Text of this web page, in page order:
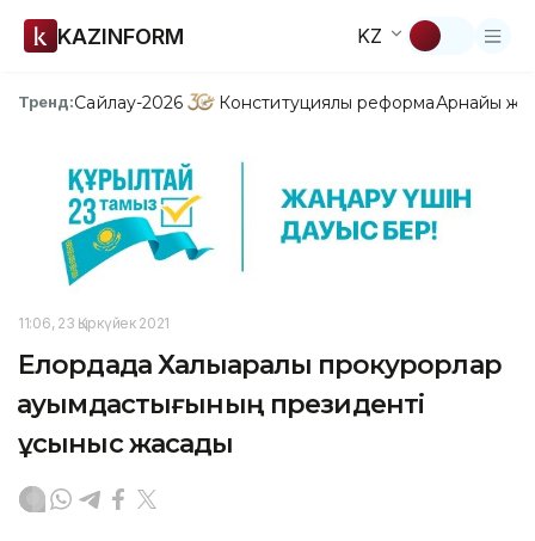
KAZINFORM KZ
Тренд:Сайлау-2026 Конституциялық реформаАрнайы
11:06, 23 Қыркүйек 2021
Елордада Халықаралық прокурорлар
қауымдастығының президенті
ұсыныс жасады